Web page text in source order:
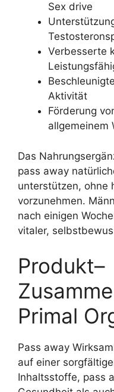
Sex drive
Verbesserte
Aktivität
Förderung
allgemeinem
Das
pass away
unterstützen, ohne
vorzunehmen.
nach einigen
vitaler,
Produkt–
Primal
Pass away
auf einer
Inhaltsstoffe, pass